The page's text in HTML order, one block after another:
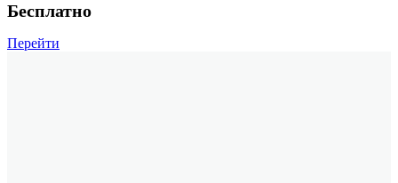
Бесплатно
Перейти